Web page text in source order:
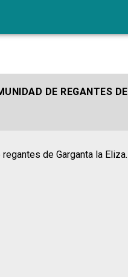
DE REGANTES DE
de Garganta la Eliza.